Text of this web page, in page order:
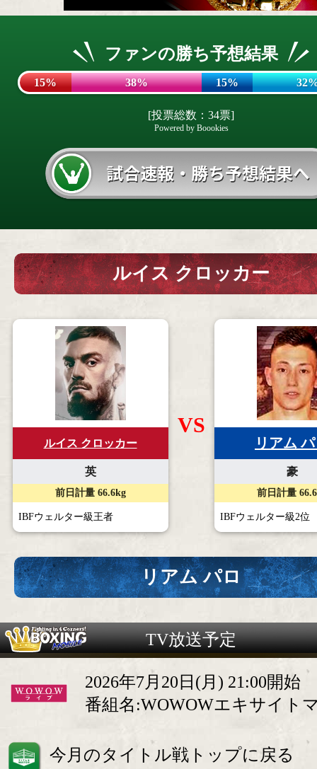
ファンの勝ち予想結果
15% 38% 15%
[投票総数：34票]
Powered by Boookies
ルイス クロッカー
ルイス クロッカー
英
前日計量 66.6kg
IBFウェルター級王者
VS
リアム
豪
前日計量
IBFウェルター級2位
リアム パロ
TV放送予定
2026年7月20日(月) 21:00開始
番組名:WOWOWエキサイト
今月のタイトル戦トップに戻る